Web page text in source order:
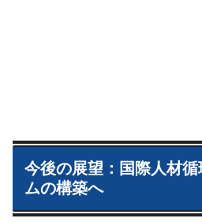
今後の展望：国際人材
ムの構築へ